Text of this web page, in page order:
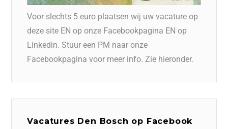
Voor slechts 5 euro plaatsen wij uw vacature op
deze site EN op onze Facebookpagina EN op
Linkedin. Stuur een PM naar onze
Facebookpagina voor meer info. Zie hieronder.
Vacatures Den Bosch op Facebook